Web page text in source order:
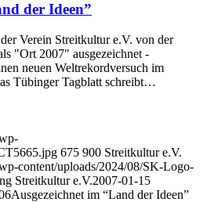
der Ideen”
Verein Streitkultur e.V. von der
"Ort 2007" ausgezeichnet -
neuen Weltrekordversuch im
Tübinger Tagblatt schreibt…
675 900 Streitkultur e.V.
content/uploads/2024/08/SK-Logo-
Streitkultur e.V.2007-01-15
Ausgezeichnet im “Land der Ideen”